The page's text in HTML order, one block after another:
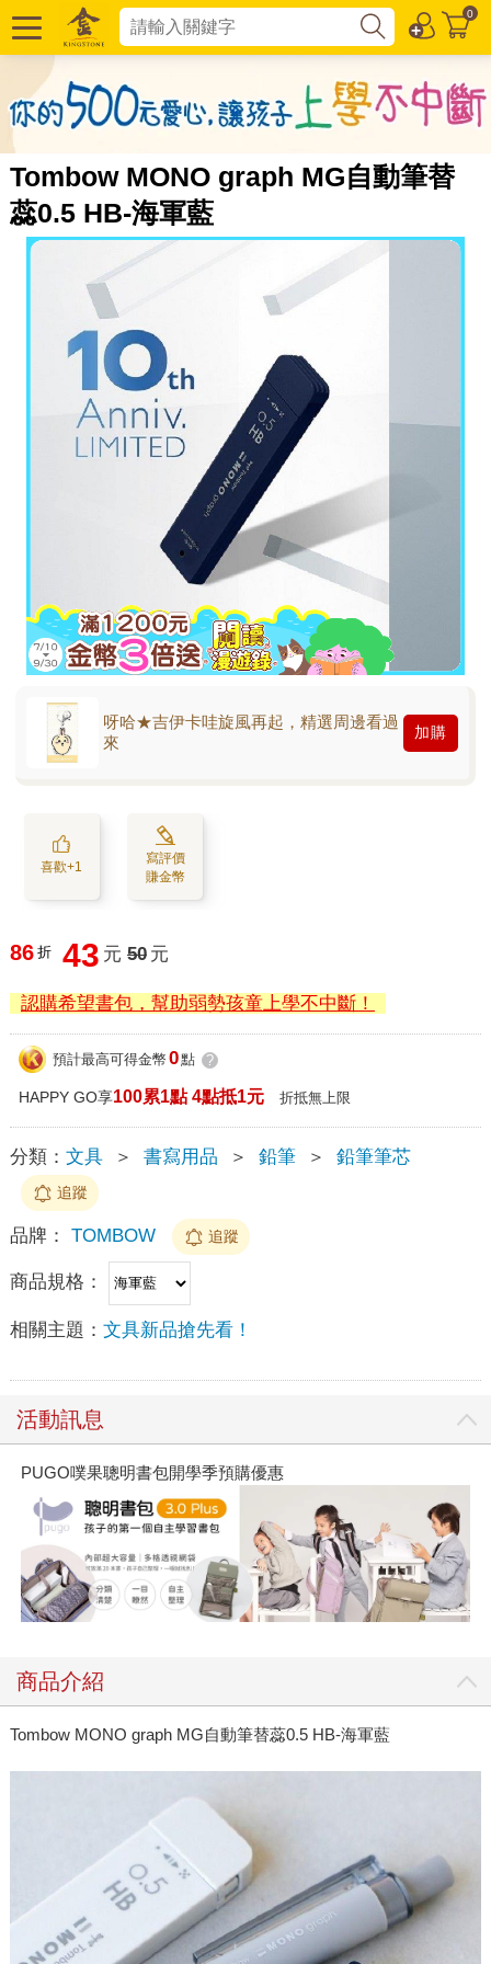
0
Tombow MONO graph MG自動筆替
蕊0.5 HB-海軍藍
呀哈★吉伊卡哇旋風再起，精選周邊看過
來
加購
喜歡+1
寫評價
賺金幣
86 折 43 元 50 元
認購希望書包，幫助弱勢孩童上學不中斷！
預計最高可得金幣 0點 ?
HAPPY GO享100累1點 4點抵1元 折抵無上限
分類： 文具 ＞ 書寫用品 ＞ 鉛筆 ＞ 鉛筆筆芯
追蹤
品牌： TOMBOW 追蹤
商品規格：
相關主題： 文具新品搶先看！
活動訊息
PUGO噗果聰明書包開學季預購優惠
商品介紹
Tombow MONO graph MG自動筆替蕊0.5 HB-海軍藍